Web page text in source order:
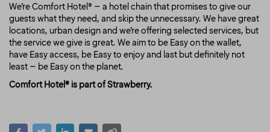
We’re Comfort Hotel® – a hotel chain that promises to give our
guests what they need, and skip the unnecessary. We have great
locations, urban design and we’re offering selected services, but
the service we give is great. We aim to be Easy on the wallet,
have Easy access, be Easy to enjoy and last but definitely not
least – be Easy on the planet.
Comfort Hotel® is part of Strawberry.